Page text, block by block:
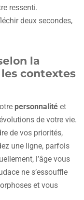
ressenti.
deux secondes,
la
contextes
personnalité et
de votre vie.
de vos priorités,
une ligne, parfois
l’âge vous
ne s’essouffle
et vous